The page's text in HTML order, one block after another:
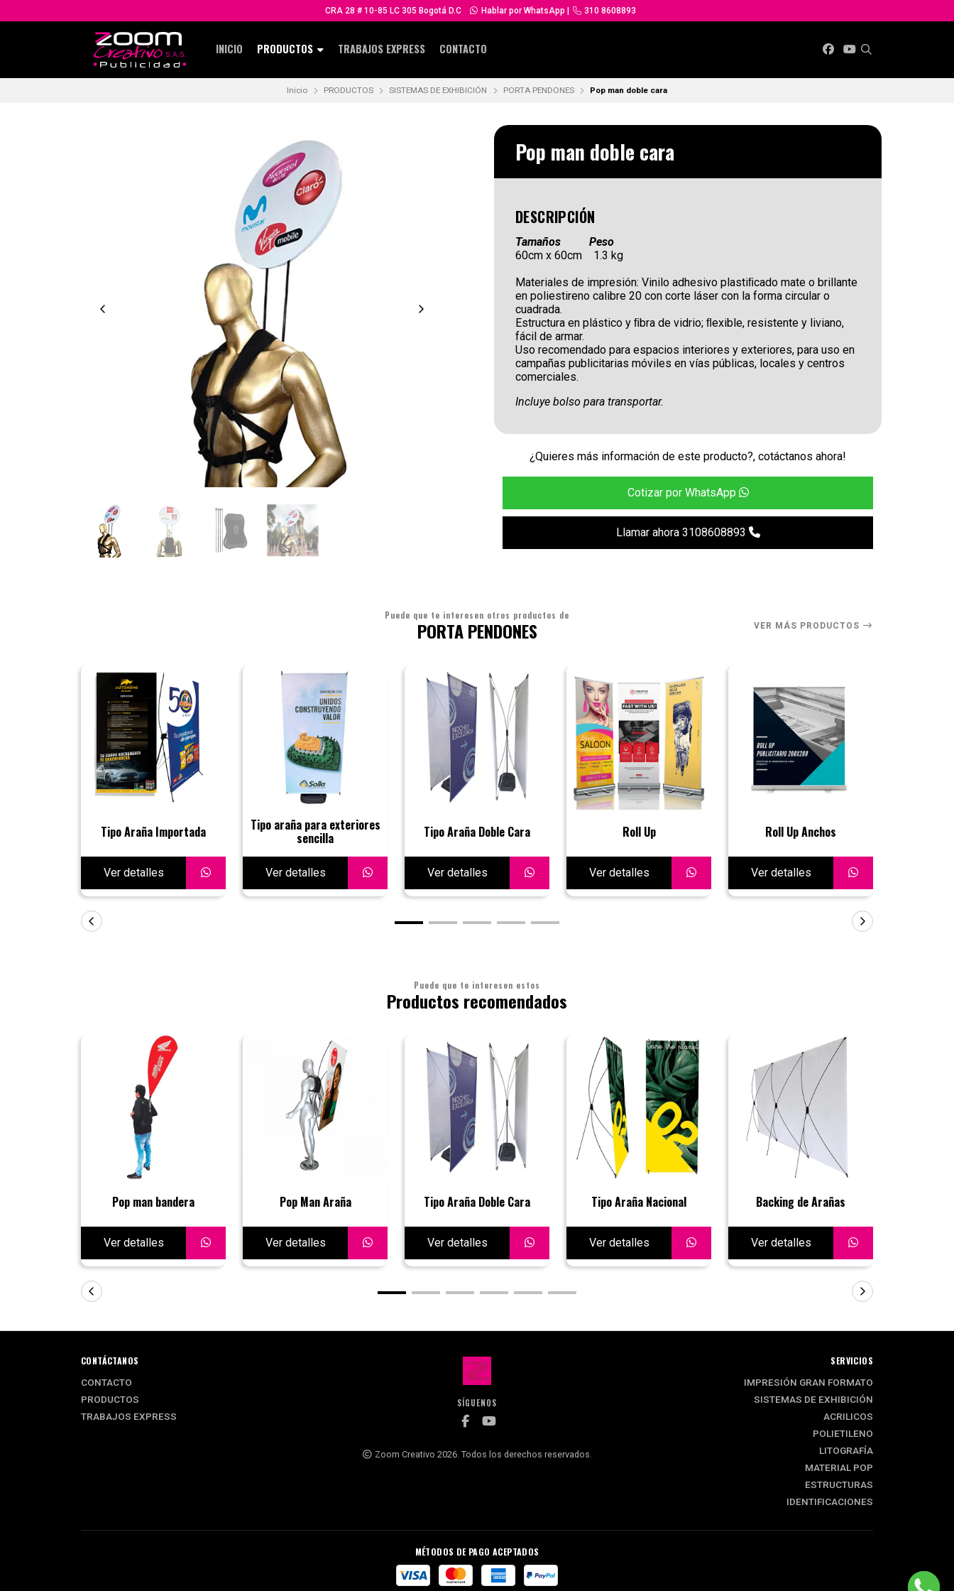
CRA 28 # 10-85 LC 305 Bogotá D.C Hablar por WhatsApp 310 8608893
INICIO PRODUCTOS TRABAJOS EXPRESS CONTACTO
Inicio PRODUCTOS SISTEMAS DE EXHIBICIÓN PORTA PENDONES Pop man doble cara
Pop man doble cara
DESCRIPCIÓN
Tamaños Peso
60cm x 60cm 1.3 kg
Materiales de impresión: Vinilo adhesivo plastiﬁcado mate o brillante
en poliestireno calibre 20 con corte láser con la forma circular o
cuadrada.
Estructura en plástico y ﬁbra de vidrio; ﬂexible, resistente y liviano,
fácil de armar.
Uso recomendado para espacios interiores y exteriores, para uso en
campañas publicitarias móviles en vías públicas, locales y centros
comerciales.
Incluye bolso para transportar.
¿Quieres más información de este producto?, cotáctanos ahora!
Cotizar por WhatsApp
Llamar ahora 3108608893
Puede que te interesen otros productos de
PORTA PENDONES VER MÁS PRODUCTOS
Tipo Araña Importada
Ver detalles
Tipo araña para exteriores
sencilla
Ver detalles
Tipo Araña Doble Cara
Ver detalles
Roll Up
Ver detalles
Roll Up Anchos
Ver detalles
Puede que te interesen estos
Productos recomendados
Pop man bandera
Ver detalles
Pop Man Araña
Ver detalles
Tipo Araña Doble Cara
Ver detalles
Tipo Araña Nacional
Ver detalles
Backing de Arañas
Ver detalles
SÍGUENOS
Zoom Creativo 2026. Todos los derechos reservados.
CONTÁCTANOS
CONTACTO
PRODUCTOS
TRABAJOS EXPRESS
SERVICIOS
IMPRESIÓN GRAN FORMATO
SISTEMAS DE EXHIBICIÓN
ACRILICOS
POLIETILENO
LITOGRAFÍA
MATERIAL POP
ESTRUCTURAS
IDENTIFICACIONES
MÉTODOS DE PAGO ACEPTADOS